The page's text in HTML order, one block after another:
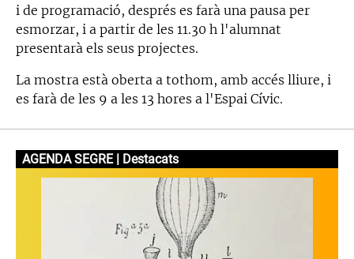
i de programació, després es farà una pausa per
esmorzar, i a partir de les 11.30 h l'alumnat
presentarà els seus projectes.
La mostra està oberta a tothom, amb accés lliure, i
es farà de les 9 a les 13 hores a l'Espai Cívic.
AGENDA SEGRE | Destacats